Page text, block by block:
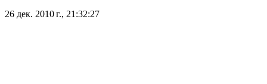
26 дек. 2010 г., 21:32:27